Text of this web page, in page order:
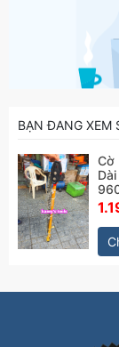
BẠN ĐANG XEM
Cờ